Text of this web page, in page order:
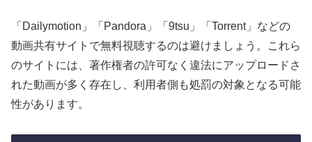
「Dailymotion」「Pandora」「9tsu」「Torrent」などの
動画共有サイトで無料視聴するのは避けましょう。これら
のサイトには、著作権者の許可なく違法にアップロードさ
れた動画が多く存在し、利用者側も処罰の対象となる可能
性があります。